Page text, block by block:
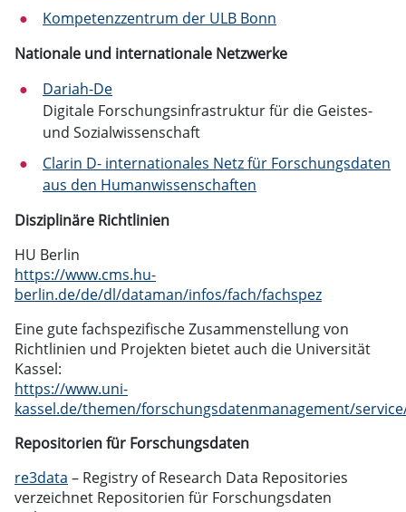
Kompetenzzentrum der ULB Bonn
Nationale und internationale Netzwerke
Dariah-De
Digitale Forschungsinfrastruktur für die Geistes-
und Sozialwissenschaft
Clarin D- internationales Netz für Forschungsdaten
aus den Humanwissenschaften
Disziplinäre Richtlinien
HU Berlin
https://www.cms.hu-
berlin.de/de/dl/dataman/infos/fach/fachspez
Eine gute fachspezifische Zusammenstellung von
Richtlinien und Projekten bietet auch die Universität
Kassel:
https://www.uni-
kassel.de/themen/forschungsdatenmanagement/
Repositorien für Forschungsdaten
re3data – Registry of Research Data Repositories
verzeichnet Repositorien für Forschungsdaten